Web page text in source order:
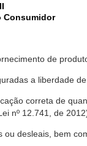
Consumidor
de
a liberdade
correta de
nº 12.741, de
desleais, bem